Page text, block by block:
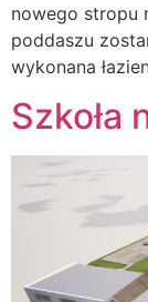
nowego stropu
poddaszu
wykonana
Szkoła